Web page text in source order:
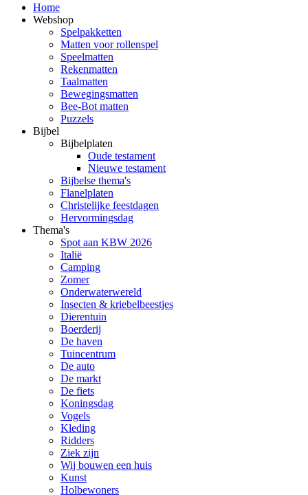
Home
Webshop
Spelpakketten
Matten voor rollenspel
Speelmatten
Rekenmatten
Taalmatten
Bewegingsmatten
Bee-Bot matten
Puzzels
Bijbel
Bijbelplaten
Oude testament
Nieuwe testament
Bijbelse thema's
Flanelplaten
Christelijke feestdagen
Hervormingsdag
Thema's
Spot aan KBW 2026
Italië
Camping
Zomer
Onderwaterwereld
Insecten & kriebelbeestjes
Dierentuin
Boerderij
De haven
Tuincentrum
De auto
De markt
De fiets
Koningsdag
Vogels
Kleding
Ridders
Ziek zijn
Wij bouwen een huis
Kunst
Holbewoners